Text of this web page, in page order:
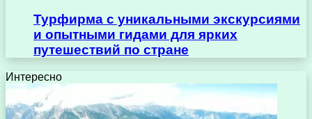
Турфирма с уникальными экскурсиями
и опытными гидами для ярких
путешествий по стране
Интересно